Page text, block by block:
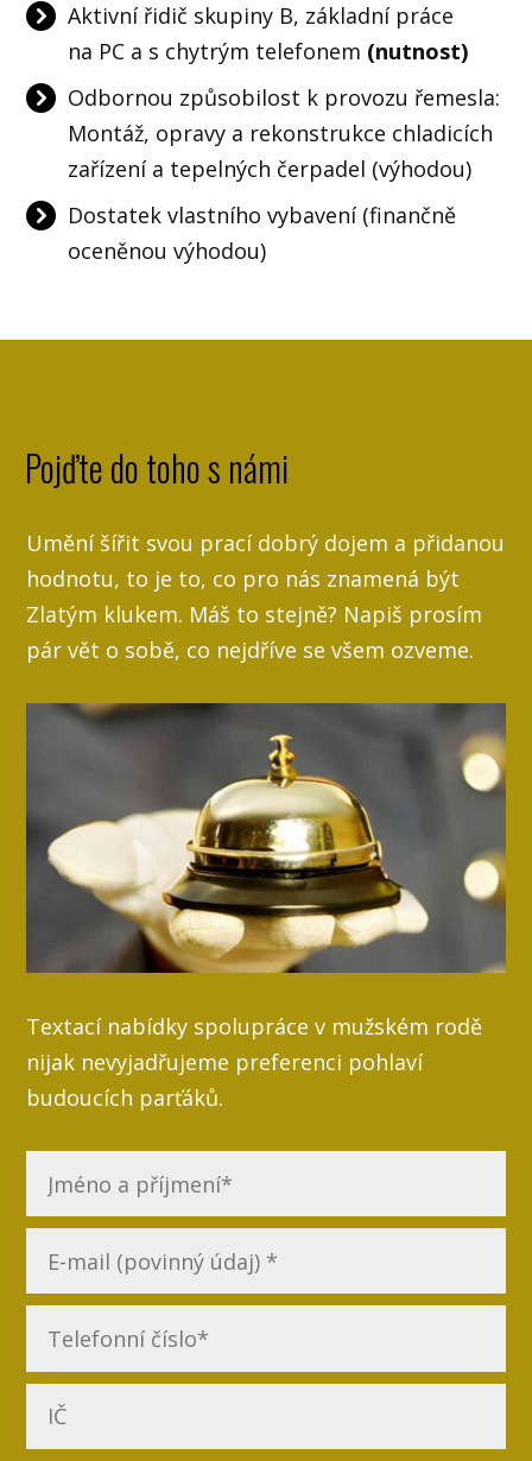
Aktivní řidič skupiny B, základní práce
na PC a s chytrým telefonem (nutnost)
Odbornou způsobilost k provozu řemesla:
Montáž, opravy a rekonstrukce chladicích
zařízení a tepelných čerpadel (výhodou)
Dostatek vlastního vybavení (finančně
oceněnou výhodou)
Pojďte do toho s námi
Umění šířit svou prací dobrý dojem a přidanou
hodnotu, to je to, co pro nás znamená být
Zlatým klukem. Máš to stejně? Napiš prosím
pár vět o sobě, co nejdříve se všem ozveme.
Textací nabídky spolupráce v mužském rodě
nijak nevyjadřujeme preferenci pohlaví
budoucích parťáků.